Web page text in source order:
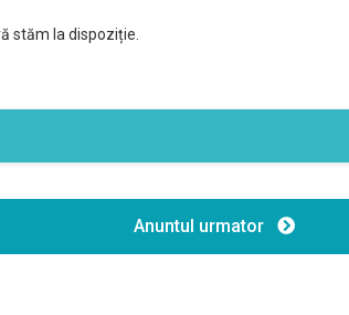
stăm la dispoziție.
Fibra optica
Anuntul urmator